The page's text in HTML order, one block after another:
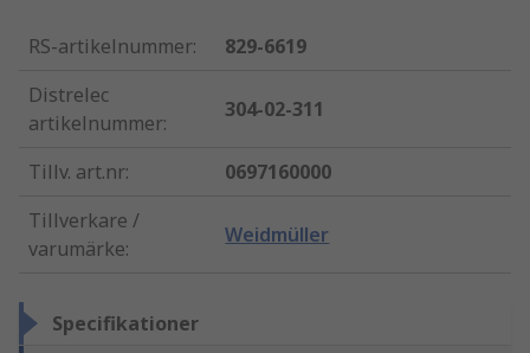
RS-artikelnummer:
829-6619
Distrelec
artikelnummer:
304-02-311
Tillv. art.nr:
0697160000
Tillverkare /
varumärke:
Weidmüller
Specifikationer